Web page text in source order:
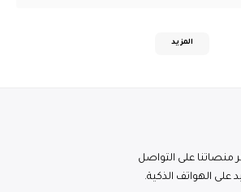
المزيد
منصاتنا على التواصل
على الهواتف الذكية.